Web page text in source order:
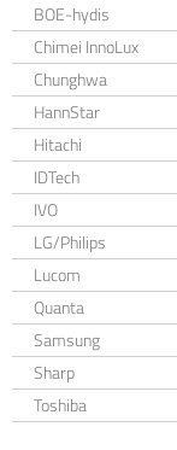
BOE-hydis
Chimei InnoLux
Chunghwa
HannStar
Hitachi
IDTech
IVO
LG/Philips
Lucom
Quanta
Samsung
Sharp
Toshiba